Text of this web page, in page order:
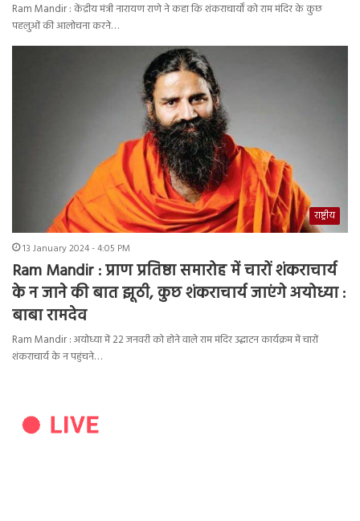
Ram Mandir : केंद्रीय मंत्री नारायण राणे ने कहा कि शंकराचार्यों को राम मंदिर के कुछ
पहलुओं की आलोचना करने…
राष्ट्रीय
13 January 2024 - 4:05 PM
Ram Mandir : प्राण प्रतिष्ठा समारोह में चारों शंकराचार्य
के न जाने की बात झूठी, कुछ शंकराचार्य जाएंगे अयोध्या :
बाबा रामदेव
Ram Mandir : अयोध्या में 22 जनवरी को होने वाले राम मंदिर उद्घाटन कार्यक्रम में चारों
शंकराचार्य के न पहुंचने…